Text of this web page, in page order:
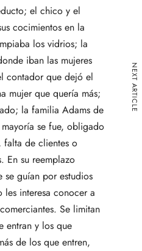
el chico y el
cocimientos en la
los vidrios; la
iban las mujeres
contador que dejó el
mujer que quería más;
la familia Adams de
se fue, obligado
de clientes o
En su reemplazo
se guían por estudios
interesa conocer a
Se limitan
entran y los que
de los que entren,
NEXT ARTICLE